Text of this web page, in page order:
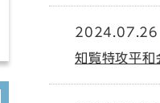
2024.07.26
知覧特攻平